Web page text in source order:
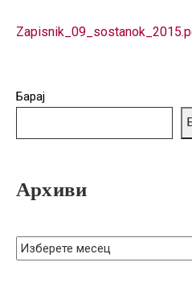
КОРИСНИЦИ
Барај
Архиви